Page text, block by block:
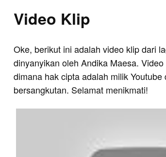
Video Klip
Oke, berikut ini adalah video klip dari
dinyanyikan oleh Andika Maesa.
dimana hak cipta adalah milik
bersangkutan. Selamat menikmati!